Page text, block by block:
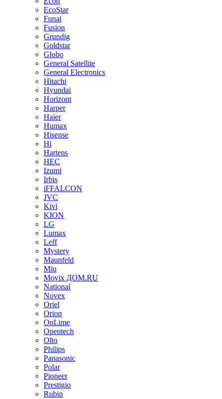
EcoStar
Funai
Fusion
Grundig
Goldstar
Globo
General Satellite
General Electronics
Hitachi
Hyundai
Horizont
Harper
Haier
Humax
Hisense
Hi
Hartens
HEC
Izumi
Irbis
iFFALCON
JVC
Kivi
KION
LG
Lumax
Leff
Mystery
Maunfeld
Miu
Movix ДОМ.RU
National
Novex
Oriel
Orion
OnLime
Opentech
Olto
Philips
Panasonic
Polar
Pioneer
Prestigio
Rubin